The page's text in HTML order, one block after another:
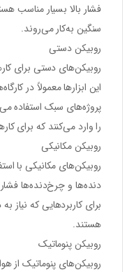
فشار بالا بسیار مناسب
سنگین به‌کار می‌روند.
روبیکن دستی
روبیکن‌های دستی برای
این ابزارها معمولاً در
پروژه‌های سبک استفاده
را وارد می‌کنند که برای
روبیکن مکانیکی
روبیکن‌های مکانیکی با
دنده‌ها و چرخ‌دنده‌ها
برای کاربردهایی که نیاز
هستند.
روبیکن پنوماتیک
روبیکن‌های پنوماتیک از